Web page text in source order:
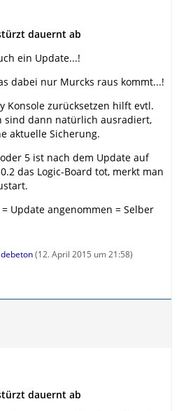
dauernt ab
ein Update...!
dabei nur Murcks raus kommt...!
Konsole zurücksetzen hilft evtl.
sind dann natürlich ausradiert,
aktuelle Sicherung.
5 ist nach dem Update auf
das Logic-Board tot, merkt man
Update angenommen = Selber
(12. April 2015 um 21:58)
dauernt ab